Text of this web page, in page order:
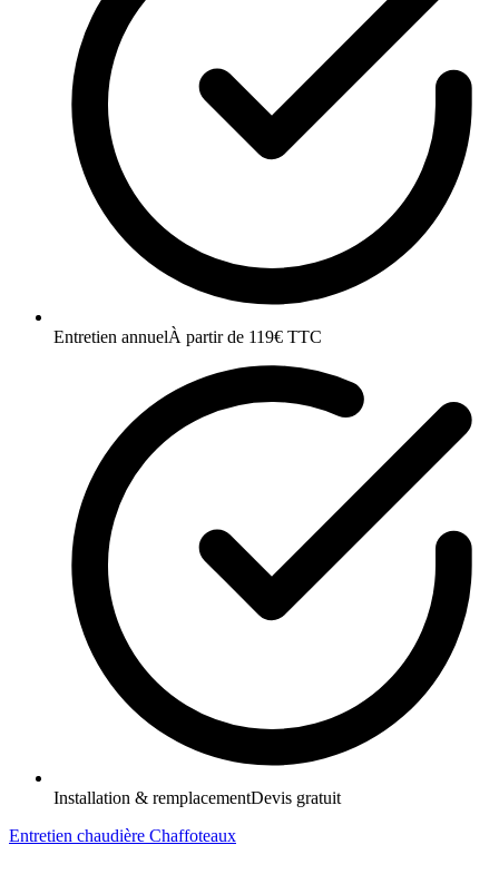
Entretien annuelÀ partir de 119€ TTC
Installation & remplacementDevis gratuit
Entretien chaudière Chaffoteaux